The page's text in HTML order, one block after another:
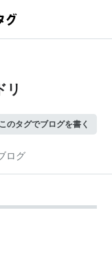
リ
このタグでブログを書く
ログ